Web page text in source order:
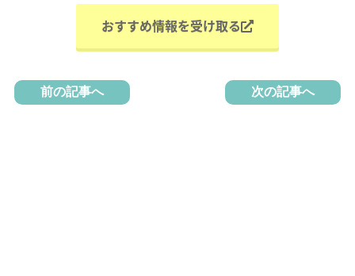
おすすめ情報を受け取る
前の記事へ 次の記事へ